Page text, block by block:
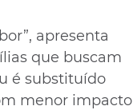
apresenta
que buscam
é substituído
menor impacto